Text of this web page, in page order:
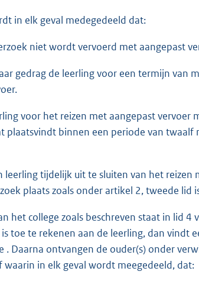
in elk geval medegedeeld dat:
niet wordt vervoerd met aangepast
gedrag de leerling voor een termijn van
voor het reizen met aangepast vervoer
plaatsvindt binnen een periode van twaalf
leerling tijdelijk uit te sluiten van het reizen
plaats zoals onder artikel 2, tweede lid
het college zoals beschreven staat in lid 4
toe te rekenen aan de leerling, dan vindt
. Daarna ontvangen de ouder(s) onder
in elk geval wordt meegedeeld, dat: